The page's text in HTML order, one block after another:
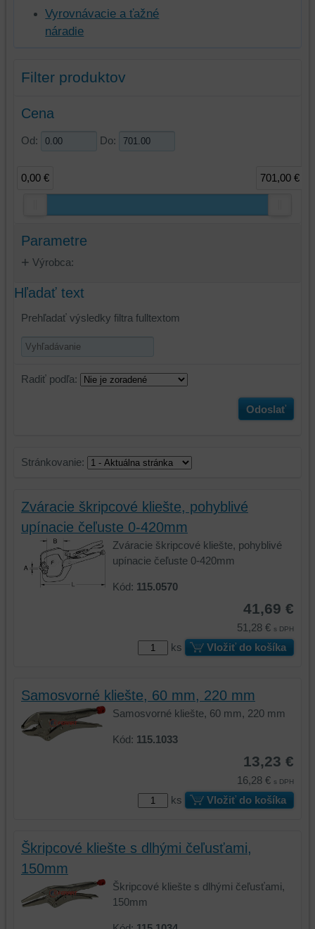
Vyrovnávacie a ťažné
náradie
Filter produktov
Cena
Od: Do:
0,00 € 701,00 €
Parametre
Výrobca:
Hľadať text
Prehľadať výsledky filtra fulltextom
Radiť podľa:
Odoslať
Stránkovanie:
Zváracie škripcové kliešte, pohyblivé
upínacie čeľuste 0-420mm
Zváracie škripcové kliešte, pohyblivé
upínacie čeľuste 0-420mm
Kód: 115.0570
41,69 €
51,28 € s DPH
ks Vložiť do košíka
Samosvorné kliešte, 60 mm, 220 mm
Samosvorné kliešte, 60 mm, 220 mm
Kód: 115.1033
13,23 €
16,28 € s DPH
ks Vložiť do košíka
Škripcové kliešte s dlhými čeľusťami,
150mm
Škripcové kliešte s dlhými čeľusťami,
150mm